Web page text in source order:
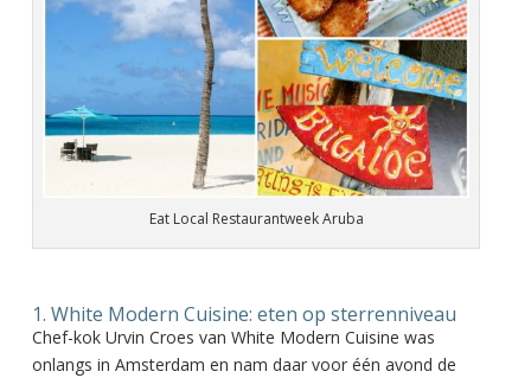
Eat Local Restaurantweek Aruba
1. White Modern Cuisine: eten op sterrenniveau
Chef-kok Urvin Croes van White Modern Cuisine was
onlangs in Amsterdam en nam daar voor één avond de